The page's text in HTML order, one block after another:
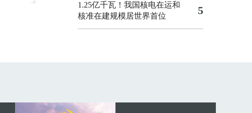
1.25亿千瓦！我国核电在运和
核准在建规模居世界首位
5